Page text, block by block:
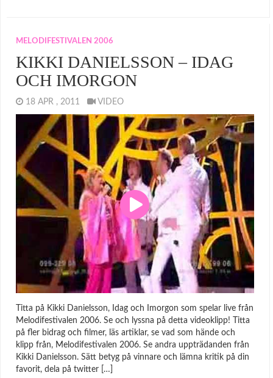
MELODIFESTIVALEN 2006
KIKKI DANIELSSON – IDAG
OCH IMORGON
18 APR , 2011 VIDEO
Titta på Kikki Danielsson, Idag och Imorgon som spelar live från
Melodifestivalen 2006. Se och lyssna på detta videoklipp! Titta
på fler bidrag och filmer, läs artiklar, se vad som hände och
klipp från, Melodifestivalen 2006. Se andra uppträdanden från
Kikki Danielsson. Sätt betyg på vinnare och lämna kritik på din
favorit, dela på twitter […]